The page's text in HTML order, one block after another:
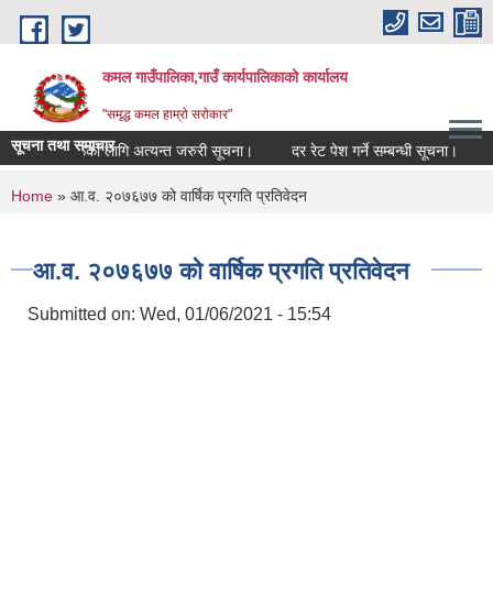
Skip to main content
कमल गाउँपालिका,गाउँ कार्यपालिकाको कार्यालय
"समृद्ध कमल हाम्रो सरोकार"
सूचना तथा समाचार
कृषकहरूका लागि अत्यन्त जरुरी सूचना। दर रेट पेश गर्ने सम्बन्धी सूचना।
You are here
Home » आ.व. २०७६७७ को वार्षिक प्रगति प्रतिवेदन
आ.व. २०७६७७ को वार्षिक प्रगति प्रतिवेदन
Submitted on: Wed, 01/06/2021 - 15:54